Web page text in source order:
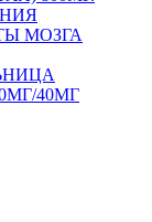
МОЗГА
40МГ